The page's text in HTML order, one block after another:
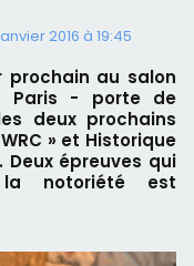
2016 à 19:45
prochain au salon
Paris - porte de
deux prochains
» et Historique
épreuves qui
notoriété est